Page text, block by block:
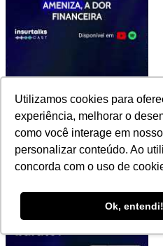
Utilizamos cookies para
experiência, melhorar o
como você interage em
personalizar conteúdo. Ao
concorda com o uso de
Ok, entendi!
Sucessão e estabilidade
financeira